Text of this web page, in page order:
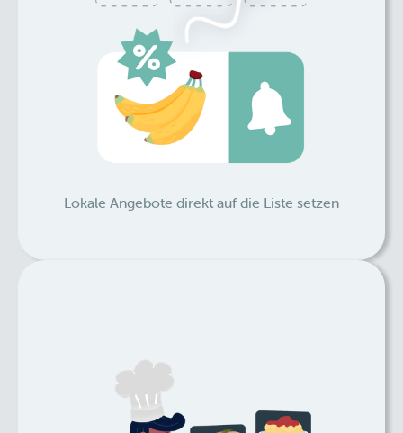
Lokale Angebote direkt auf die Liste setzen